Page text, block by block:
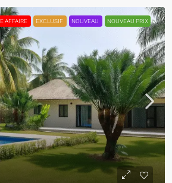
AFFAIRE EXCLUSIF NOUVEAU NOUVEAU PRIX